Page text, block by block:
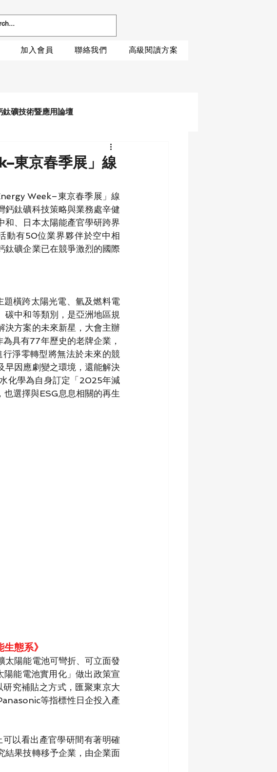
加入會員 聯絡我們 高級閱讀方案
鈦礦技術暨應用論壇
東京春季展」線
Week–東京春季展」線
鈣鈦礦科技策略與業務處辛健
和、日本太陽能產官學研跨界
動有50位業界夥伴於空中相
鈦礦企業已在競爭激烈的國際
橫跨太陽光電、氫及燃料電
碳中和等類別，是亞洲地區規
決方案的未來新星，大會主辦
具有77年歷史的老牌企業，
淨零轉型將無法於未來的競
早因應劇變之環境，還能解決
化學為自身訂定「2025年減
選擇與ESG息息相關的再生
態系》
太陽能電池可彎折、可立面發
能電池實用化」做出政策宣
究補貼之方式，匯聚東京大
等指標性日企投入產
以看出產官學研間有著明確
結果技轉移予企業，由企業面